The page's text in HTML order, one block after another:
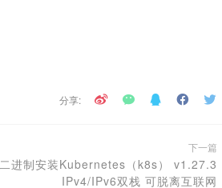
分享:
下一篇
二进制安装Kubernetes（k8s） v1.27.3
IPv4/IPv6双栈 可脱离互联网